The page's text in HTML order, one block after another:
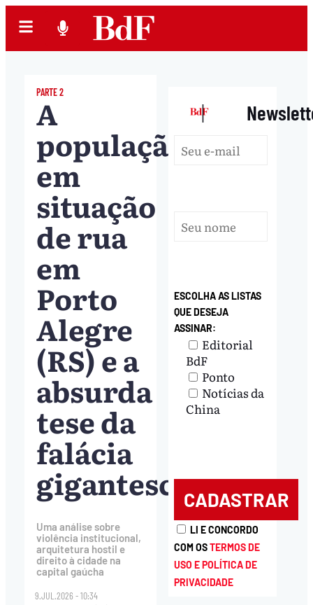
PARTE 2
A
população
em
situação
de rua
em
Porto
Alegre
(RS) e a
absurda
tese da
falácia
gigantesca
Uma análise sobre
violência institucional,
arquitetura hostil e
direito à cidade na
capital gaúcha
9.JUL.2026 - 10:34
|
ESCOLHA AS LISTAS
QUE DESEJA
ASSINAR:
Editorial
BdF
Ponto
Notícias da
China
LI E CONCORDO
COM OSTERMOS DE
USO E POLÍTICA DE
PRIVACIDADE